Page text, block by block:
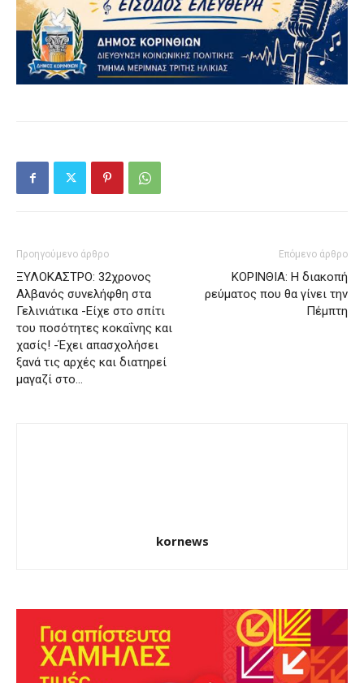
Προηγούμενο άρθρο
ΞΥΛΟΚΑΣΤΡΟ: 32χρονος
Αλβανός συνελήφθη στα
Γελινιάτικα -Είχε στο σπίτι
του ποσότητες κοκαΐνης και
χασίς! -Έχει απασχολήσει
ξανά τις αρχές και διατηρεί
μαγαζί στο…
Επόμενο άρθρο
ΚΟΡΙΝΘΙΑ: Η διακοπή
ρεύματος που θα γίνει την
Πέμπτη
kornews